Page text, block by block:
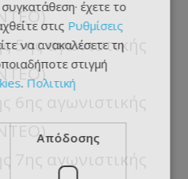
5ης αγωνιστικής
6ης αγωνιστικής
7ης αγωνιστικής
έχετε το
στις Ρυθμίσεις
να ανακαλέσετε τη
στιγμή
. Πολιτική
Απόδοσης